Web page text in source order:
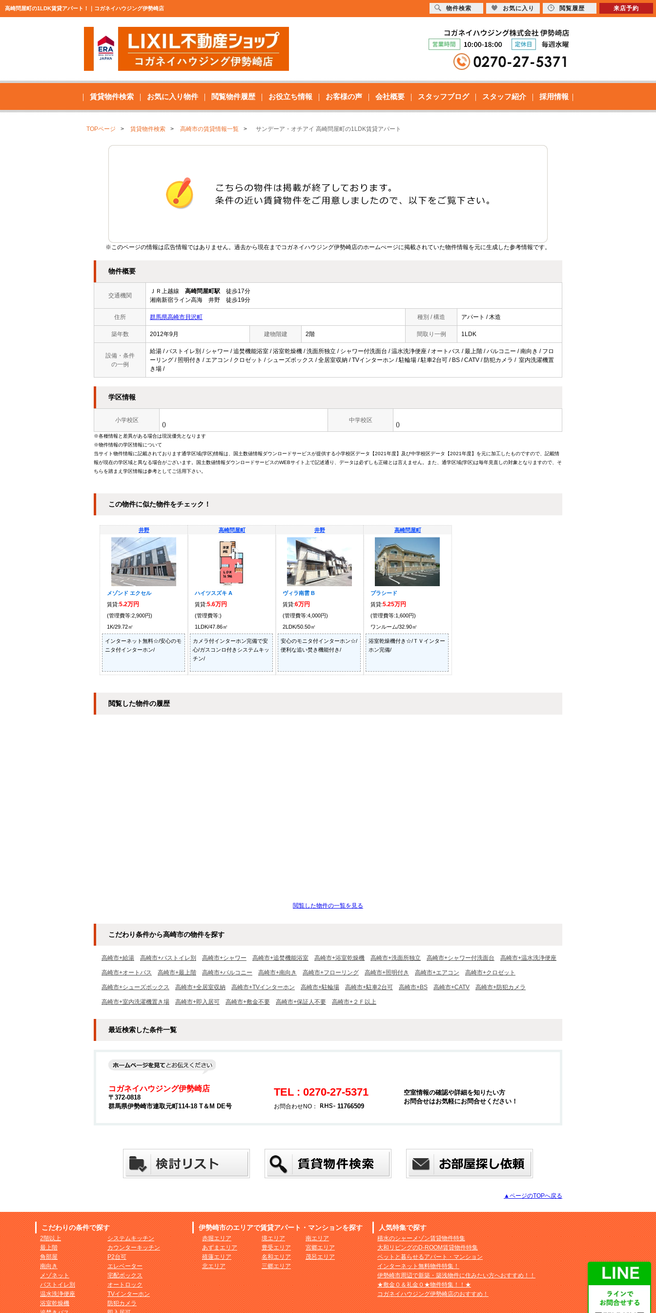
高崎問屋町の1LDK賃貸アパート！｜コガネイハウジング伊勢崎店
賃貸物件検索 お気に入り物件 閲覧物件履歴 お役立ち情報 お客様の声 会社概要 スタッフブログ スタッフ紹介 採用情報
TOPページ 賃貸物件検索 高崎市の賃貸情報一覧 サンデーア・オチアイ 高崎問屋町の1LDK賃貸アパート
※このページの情報は広告情報ではありません。過去から現在までコガネイハウジング伊勢崎店のホームぺージに掲載されていた物件情報を元に生成した参考情報です。
物件概要
交通機関
ＪＲ上越線 高崎問屋町駅 徒歩17分
湘南新宿ライン高海 井野 徒歩19分
住所 群馬県高崎市貝沢町 種別 / 構造 アパート / 木造
築年数 2012年9月 建物階建 2階 間取り一例 1LDK
設備・条件
の一例
給湯 / バストイレ別 / シャワー / 追焚機能浴室 / 浴室乾燥機 / 洗面所独立 / シャワー付洗面台 / 温水洗浄便座 / オートバス / 最上階 / バルコニー / 南向き / フロ
ーリング / 照明付き / エアコン / クロゼット / シューズボックス / 全居室収納 / TVインターホン / 駐輪場 / 駐車2台可 / BS / CATV / 防犯カメラ / 室内洗濯機置
き場 /
学区情報
小学校区
()
中学校区
()
※各種情報と差異がある場合は現況優先となります
※物件情報の学区情報について
当サイト物件情報に記載されております通学区域(学区)情報は、国土数値情報ダウンロードサービスが提供する小学校区データ【2021年度】及び中学校区データ【2021年度】を元に加工したものですので、記載情
報が現在の学区域と異なる場合がございます。国土数値情報ダウンロードサービスのWEBサイト上で記述通り、データは必ずしも正確とは言えません。また、通学区域(学区)は毎年見直しの対象となりますので、そ
ちらを踏まえ学区情報は参考としてご活用下さい。
この物件に似た物件をチェック！
井野
メゾンド エクセル
賃貸:5.2万円
(管理費等:2,900円)
1K/29.72㎡
インターネット無料☆/安心のモ
ニタ付インターホン/
高崎問屋町
ハイツスズキ A
賃貸:5.6万円
(管理費等:)
1LDK/47.86㎡
カメラ付インターホン完備で安
心/ガスコンロ付きシステムキッ
チン/
井野
ヴィラ南雲 B
賃貸:6万円
(管理費等:4,000円)
2LDK/50.50㎡
安心のモニタ付インターホン☆/
便利な追い焚き機能付き/
高崎問屋町
プラシード
賃貸:5.25万円
(管理費等:1,600円)
ワンルーム/32.90㎡
浴室乾燥機付き☆/ＴＶインター
ホン完備/
閲覧した物件の履歴
閲覧した物件の一覧を見る
こだわり条件から高崎市の物件を探す
高崎市+給湯 高崎市+バストイレ別 高崎市+シャワー 高崎市+追焚機能浴室 高崎市+浴室乾燥機 高崎市+洗面所独立 高崎市+シャワー付洗面台 高崎市+温水洗浄便座
高崎市+オートバス 高崎市+最上階 高崎市+バルコニー 高崎市+南向き 高崎市+フローリング 高崎市+照明付き 高崎市+エアコン 高崎市+クロゼット
高崎市+シューズボックス 高崎市+全居室収納 高崎市+TVインターホン 高崎市+駐輪場 高崎市+駐車2台可 高崎市+BS 高崎市+CATV 高崎市+防犯カメラ
高崎市+室内洗濯機置き場 高崎市+即入居可 高崎市+敷金不要 高崎市+保証人不要 高崎市+２Ｆ以上
最近検索した条件一覧
コガネイハウジング伊勢崎店
〒372-0818
群馬県伊勢崎市連取元町114-18 T＆M DE号
TEL : 0270-27-5371
お問合わせNO： 11766509
空室情報の確認や詳細を知りたい方
お問合せはお気軽にお問合せください！
▲ページのTOPへ戻る
こだわりの条件で探す
2階以上
最上階
角部屋
南向き
メゾネット
バストイレ別
温水洗浄便座
浴室乾燥機
システムキッチン
カウンターキッチン
P2台可
エレベーター
宅配ボックス
オートロック
TVインターホン
防犯カメラ
伊勢崎市のエリアで賃貸アパート・マンションを探す
赤堀エリア
あずまエリア
殖蓮エリア
北エリア
境エリア
豊受エリア
名和エリア
三郷エリア
南エリア
宮郷エリア
茂呂エリア
人気特集で探す
積水のシャーメゾン賃貸物件特集
大和リビングのD-ROOM賃貸物件特集
ペットと暮らせるアパート・マンション
インターネット無料物件特集！
伊勢崎市周辺で新築・築浅物件に住みたい方へおすすめ！！
★敷金０＆礼金０★物件特集！！★
コガネイハウジング伊勢崎店のおすすめ！
物件検索 お気に入り 閲覧履歴 来店予約